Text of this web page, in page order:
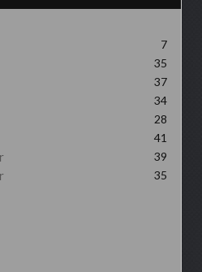
7
35
37
34
28
41
39
35